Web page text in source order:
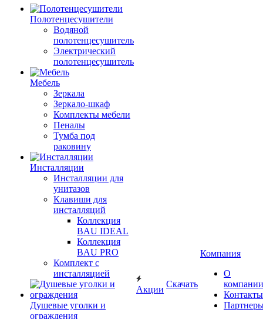
Полотенцесушители
Водяной
полотенцесушитель
Электрический
полотенцесушитель
Мебель
Зеркала
Зеркало-шкаф
Комплекты мебели
Пеналы
Тумба под
раковину
Инсталляции
Инсталляции для
унитазов
Клавиши для
инсталляций
Коллекция
BAU IDEAL
Коллекция
BAU PRO
Комплект с
инсталляцией
Душевые уголки и
ограждения
Акции
Скачать
Компания
О
компании
Контакты